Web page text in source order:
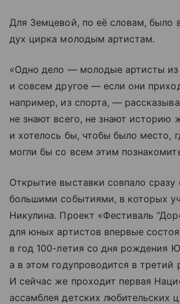
Для Земцевой, по её словам, было
дух цирка молодым артистам.
«Одно дело — молодые артисты из
и совсем другое — если они
например, из спорта, —
не знают всего, не знают историю
и хотелось бы, чтобы было место,
могли бы со всем этим
Открытие выставки совпало сразу
большими событиями, в которых
Никулина. Проект «Фестиваль
для юных артистов впервые
в год 100-летия со дня рождения
а в этом годупроводится в третий
И сейчас же проходит первая
ассамблея детских любительских